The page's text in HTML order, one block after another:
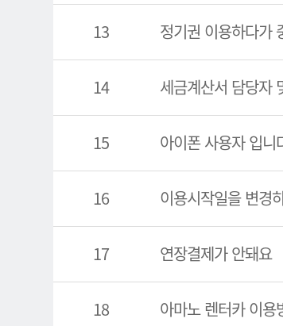
13 정기권 이용하다가
14 세금계산서 담당자
15 아이폰 사용자 입니
16 이용시작일을 변경
17 연장결제가 안돼요
18 아마노 렌터카 이용